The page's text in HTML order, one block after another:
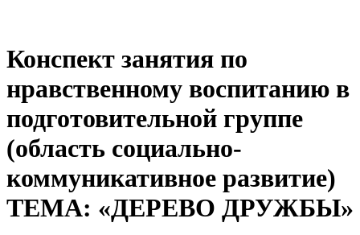
Конспект занятия по
нравственному воспитанию в
подготовительной группе
(область социально-
коммуникативное развитие)
ТЕМА: «ДЕРЕВО ДРУЖБЫ»